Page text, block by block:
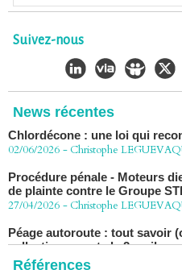
Suivez-nous
News récentes
30/06/2026 -Christophe
CHLORDÉCONE Déclaration
décision de confirmation du
-Christophe
Chlordécone : une loi qui
Procédure pénale - Moteurs
27/04/2026 - Christophe
Péage autoroute : tout savoir
07/04/2026 -Christophe
Références